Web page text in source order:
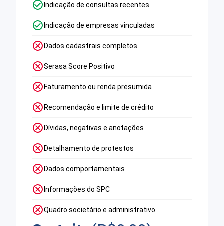
Indicação de consultas recentes
Indicação de empresas vinculadas
Dados cadastrais completos
Serasa Score Positivo
Faturamento ou renda presumida
Recomendação e limite de crédito
Dívidas, negativas e anotações
Detalhamento de protestos
Dados comportamentais
Informações do SPC
Quadro societário e administrativo